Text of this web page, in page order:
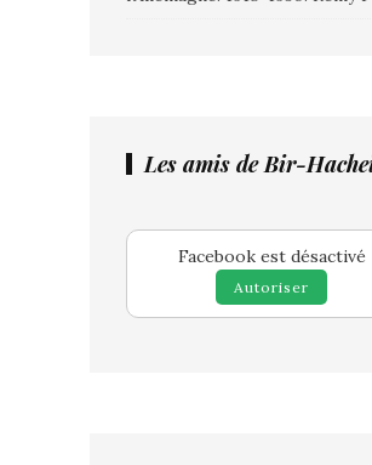
Les amis de Bir-
Facebook est désactivé
Autoriser